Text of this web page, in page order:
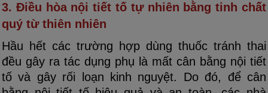
3. Điều hòa nội tiết tố tự nhiên bằng tinh chất
quý từ thiên nhiên
Hầu hết các trường hợp dùng thuốc tránh thai
đều gây ra tác dụng phụ là mất cân bằng nội tiết
tố và gây rối loạn kinh nguyệt. Do đó, để cân